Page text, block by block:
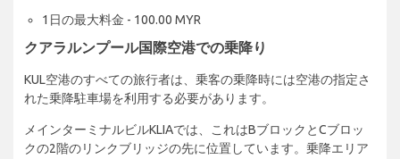
1日の最大料金 - 100.00 MYR
クアラルンプール国際空港での乗降り
KUL空港のすべての旅行者は、乗客の乗降時には空港の指定さ
れた乗降駐車場を利用する必要があります。
メインターミナルビルKLIAでは、これはBブロックとCブロッ
クの2階のリンクブリッジの先に位置しています。乗降エリア